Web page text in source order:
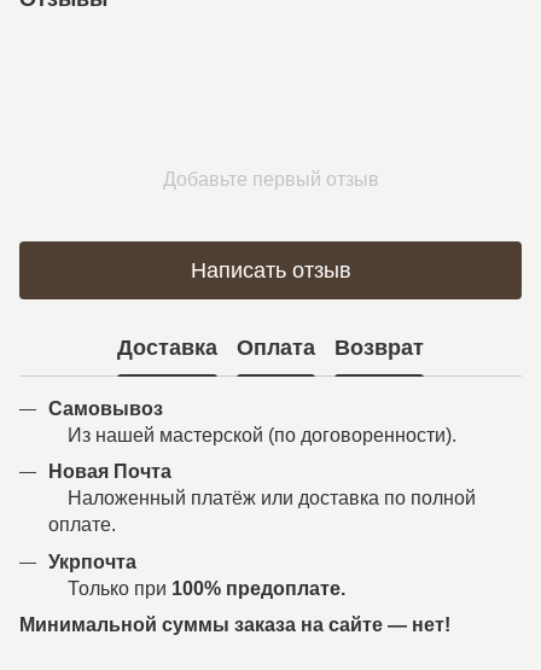
Добавьте первый отзыв
Написать отзыв
Доставка Оплата Возврат
Самовывоз
Из нашей мастерской (по договоренности).
Новая Почта
Наложенный платёж или доставка по полной
оплате.
Укрпочта
Только при 100% предоплате.
Минимальной суммы заказа на сайте — нет!